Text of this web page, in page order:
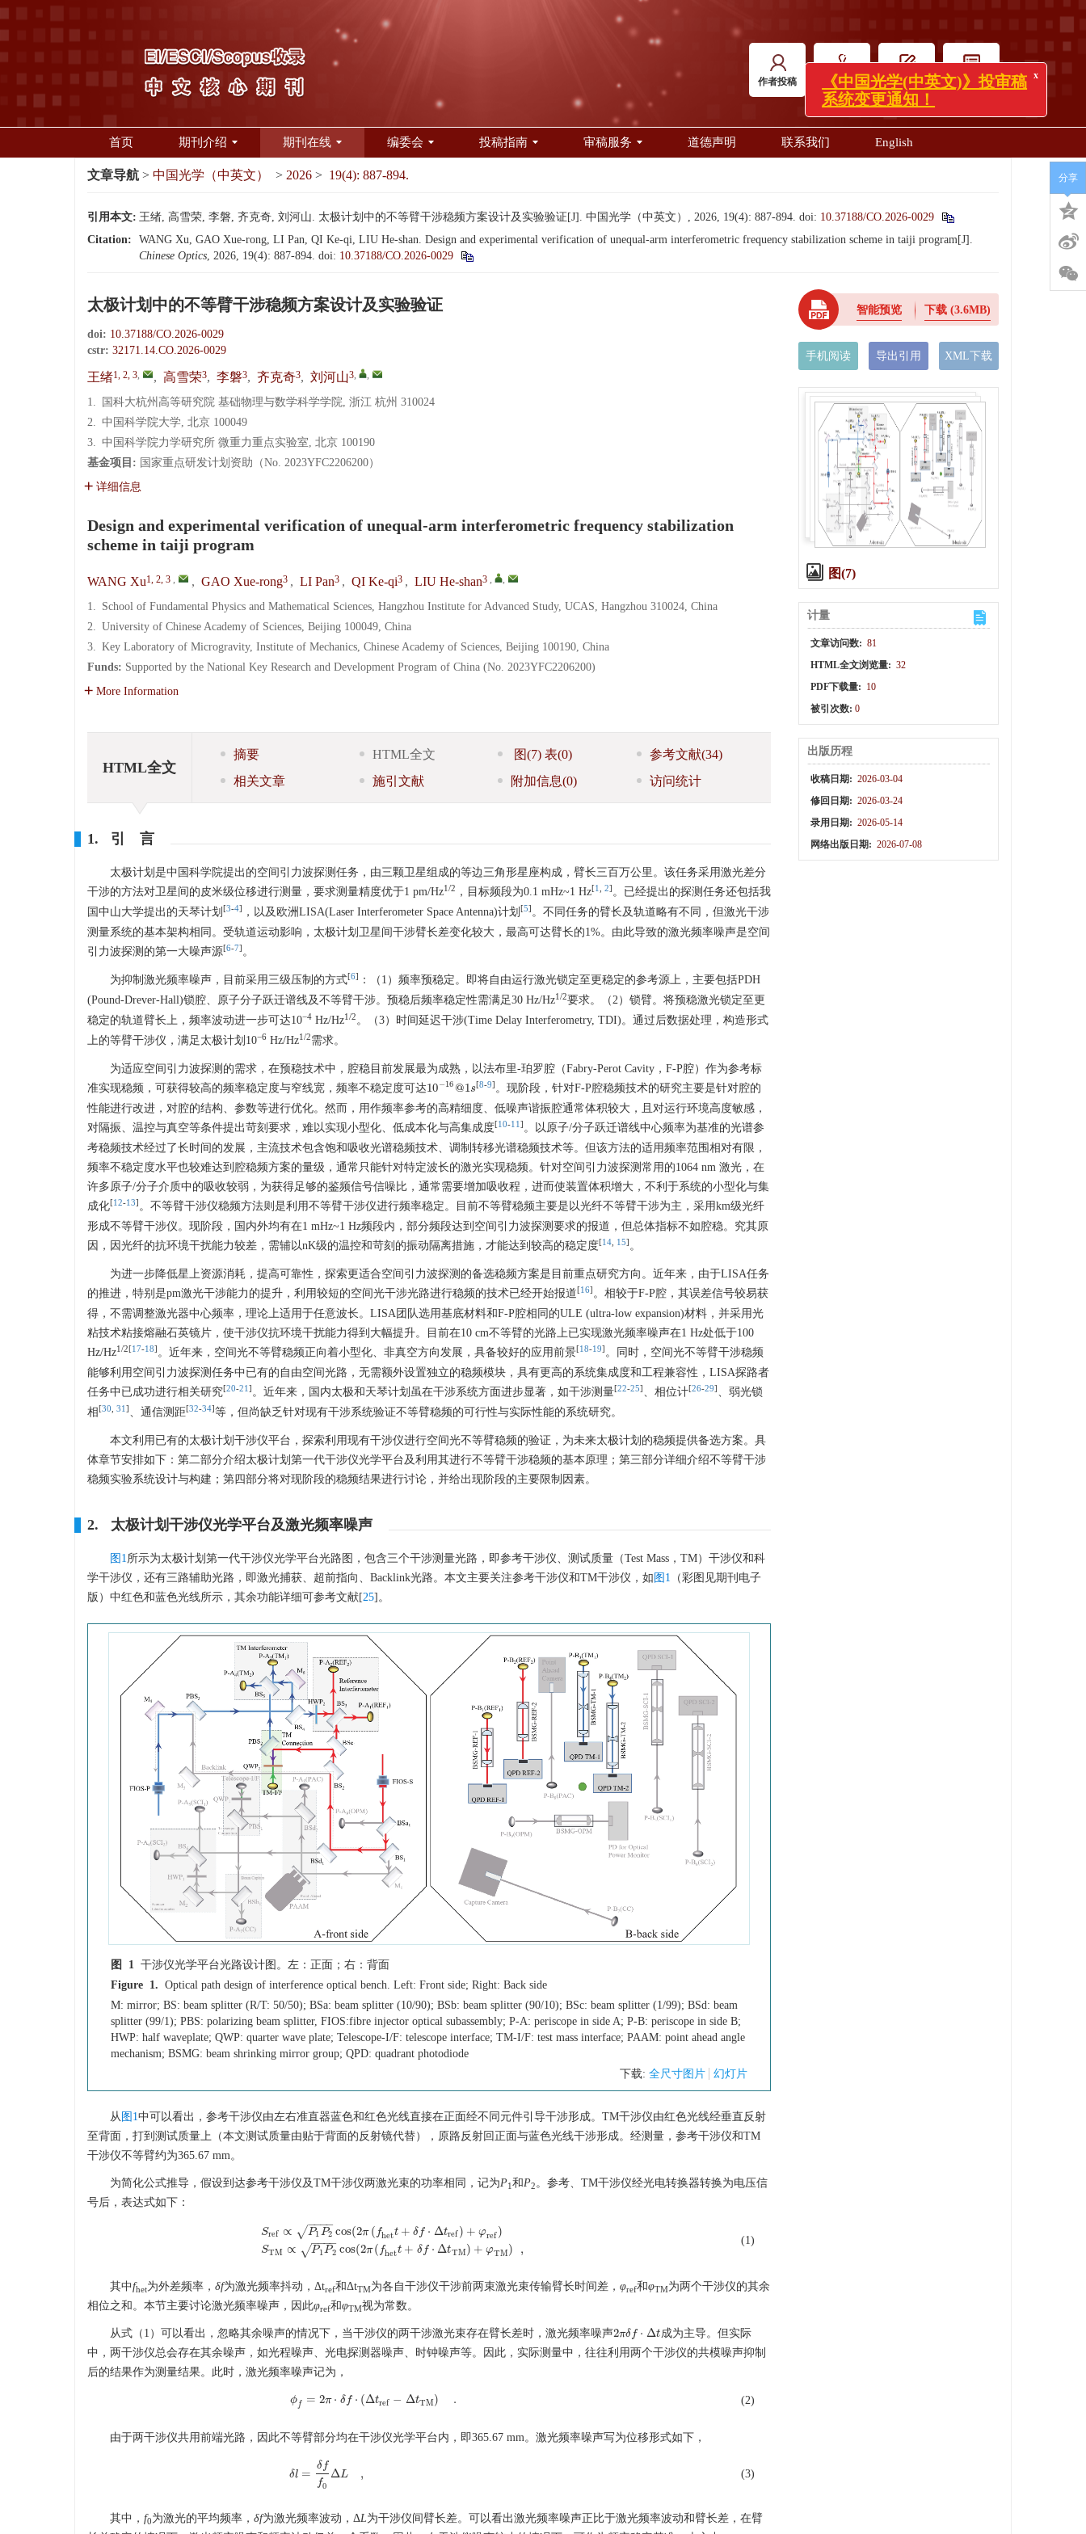
作者投稿 专家审稿 编辑办公 主编办公
首页 期刊介绍 期刊在线 编委会 投稿指南 审稿服务 道德声明 联系我们 English
文章导航 > 中国光学（中英文） > 2026 > 19(4): 887-894.
引用本文: 王绪, 高雪荣, 李磐, 齐克奇, 刘河山. 太极计划中的不等臂干涉稳频方案设计及实验验证[J]. 中国光学（中英文）, 2026, 19(4): 887-894. doi: 10.37188/CO.2026-0029
Citation:
WANG Xu, GAO Xue-rong, LI Pan, QI Ke-qi, LIU He-shan. Design and experimental verification of unequal-arm interferometric frequency stabilization scheme in taiji program[J].
Chinese Optics, 2026, 19(4): 887-894. doi: 10.37188/CO.2026-0029
太极计划中的不等臂干涉稳频方案设计及实验验证
doi: 10.37188/CO.2026-0029
cstr: 32171.14.CO.2026-0029
王绪1, 2, 3, , 高雪荣3, 李磐3, 齐克奇3, 刘河山3, ,
1.
国科大杭州高等研究院 基础物理与数学科学学院, 浙江 杭州 310024
2. 中国科学院大学, 北京 100049
3. 中国科学院力学研究所 微重力重点实验室, 北京 100190
基金项目: 国家重点研发计划资助（No. 2023YFC2206200）
详细信息
Design and experimental verification of unequal-arm interferometric frequency stabilization
scheme in taiji program
WANG Xu1, 2, 3 , , GAO Xue-rong3 , LI Pan3 , QI Ke-qi3 , LIU He-shan3 , ,
1. School of Fundamental Physics and Mathematical Sciences, Hangzhou Institute for Advanced Study, UCAS, Hangzhou 310024, China
2. University of Chinese Academy of Sciences, Beijing 100049, China
3. Key Laboratory of Microgravity, Institute of Mechanics, Chinese Academy of Sciences, Beijing 100190, China
Funds: Supported by the National Key Research and Development Program of China (No. 2023YFC2206200)
More Information
HTML全文
摘要 HTML全文 图(7) 表(0) 参考文献(34)
相关文章
施引文献 附加信息(0) 访问统计
1. 引 言
太极计划是中国科学院提出的空间引力波探测任务，由三颗卫星组成的等边三角形星座构成，臂长三百万公里。该任务采用激光差分
干涉的方法对卫星间的皮米级位移进行测量，要求测量精度优于1 pm/Hz1/2 ，目标频段为0.1 mHz~1 Hz[1 2] 。已经提出的探测任务还包括我
国中山大学提出的天琴计划 [3-4] ，以及欧洲LISA(Laser Interferometer Space Antenna)计划 [5] 。不同任务的臂长及轨道略有不同，但激光干涉
测量系统的基本架构相同。受轨道运动影响，太极计划卫星间干涉臂长差变化较大，最高可达臂长的1%。由此导致的激光频率噪声是空间
引力波探测的第一大噪声源[6-7] 。
为抑制激光频率噪声，目前采用三级压制的方式[6]
：（1）频率预稳定。即将自由运行激光锁定至更稳定的参考源上，主要包括PDH
(Pound-Drever-Hall)锁腔、原子分子跃迁谱线及不等臂干涉。预稳后频率稳定性需满足30 Hz/Hz1/2要求。（2）锁臂。将预稳激光锁定至更
稳定的轨道臂长上，频率波动进一步可达10−4 Hz/Hz1/2。（3）时间延迟干涉(Time Delay Interferometry, TDI)。通过后数据处理，构造形式
上的等臂干涉仪，满足太极计划10−6 Hz/Hz1/2需求。
为适应空间引力波探测的需求，在预稳技术中，腔稳目前发展最为成熟，以法布里-珀罗腔（Fabry-Perot Cavity，F-P腔）作为参考标
准实现稳频，可获得较高的频率稳定度与窄线宽，频率不稳定度可达10−16@1s
10−16@1s[8-9] 。现阶段，针对F-P腔稳频技术的研究主要是针对腔的
性能进行改进，对腔的结构、参数等进行优化。然而，用作频率参考的高精细度、低噪声谐振腔通常体积较大，且对运行环境高度敏感，
对隔振、温控与真空等条件提出苛刻要求，难以实现小型化、低成本化与高集成度[10-11 ] 。以原子/分子跃迁谱线中心频率为基准的光谱参
考稳频技术经过了长时间的发展，主流技术包含饱和吸收光谱稳频技术、调制转移光谱稳频技术等。但该方法的适用频率范围相对有限，
频率不稳定度水平也较难达到腔稳频方案的量级，通常只能针对特定波长的激光实现稳频。针对空间引力波探测常用的1064 nm 激光，在
许多原子/分子介质中的吸收较弱，为获得足够的鉴频信号信噪比，通常需要增加吸收程，进而使装置体积增大，不利于系统的小型化与集
成化[12-13] 。不等臂干涉仪稳频方法则是利用不等臂干涉仪进行频率稳定。目前不等臂稳频主要是以光纤不等臂干涉为主，采用km级光纤
形成不等臂干涉仪。现阶段，国内外均有在1 mHz~1 Hz频段内，部分频段达到空间引力波探测要求的报道，但总体指标不如腔稳。究其原
因，因光纤的抗环境干扰能力较差，需辅以nK级的温控和苛刻的振动隔离措施，才能达到较高的稳定度[14 15] 。
为进一步降低星上资源消耗，提高可靠性，探索更适合空间引力波探测的备选稳频方案是目前重点研究方向。近年来，由于LISA任务
的推进，特别是pm激光干涉能力的提升，利用较短的空间光干涉光路进行稳频的技术已经开始报道[16] 。相较于F-P腔，其误差信号较易获
得，不需调整激光器中心频率，理论上适用于任意波长。LISA团队选用基底材料和F-P腔相同的ULE (ultra-low expansion)材料，并采用光
粘技术粘接熔融石英镜片，使干涉仪抗环境干扰能力得到大幅提升。目前在10 cm不等臂的光路上已实现激光频率噪声在1 Hz处低于100
Hz/Hz1/2[17-18] 。近年来，空间光不等臂稳频正向着小型化、非真空方向发展，具备较好的应用前景[18-19] 。同时，空间光不等臂干涉稳频
能够利用空间引力波探测任务中已有的自由空间光路，无需额外设置独立的稳频模块，具有更高的系统集成度和工程兼容性，LISA探路者
任务中已成功进行相关研究[20-21 ] 。近年来，国内太极和天琴计划虽在干涉系统方面进步显著，如干涉测量[22-25] 、相位计[26-29] 、弱光锁
相 [30 31 ] 、通信测距[32-34]等，但尚缺乏针对现有干涉系统验证不等臂稳频的可行性与实际性能的系统研究。
本文利用已有的太极计划干涉仪平台，探索利用现有干涉仪进行空间光不等臂稳频的验证，为未来太极计划的稳频提供备选方案。具
体章节安排如下：第二部分介绍太极计划第一代干涉仪光学平台及利用其进行不等臂干涉稳频的基本原理；第三部分详细介绍不等臂干涉
稳频实验系统设计与构建；第四部分将对现阶段的稳频结果进行讨论，并给出现阶段的主要限制因素。
2. 太极计划干涉仪光学平台及激光频率噪声
图1所示为太极计划第一代干涉仪光学平台光路图，包含三个干涉测量光路，即参考干涉仪、测试质量（Test Mass，TM）干涉仪和科
学干涉仪，还有三路辅助光路，即激光捕获、超前指向、Backlink光路。本文主要关注参考干涉仪和TM干涉仪，如 图1 （彩图见期刊电子
版）中红色和蓝色光线所示，其余功能详细可参考文献[25]。
图 1 干涉仪光学平台光路设计图。左：正面；右：背面
Figure 1. Optical path design of interference optical bench. Left: Front side; Right: Back side
M: mirror; BS: beam splitter (R/T: 50/50); BSa: beam splitter (10/90); BSb: beam splitter (90/10); BSc: beam splitter (1/99); BSd: beam
splitter (99/1); PBS: polarizing beam splitter, FIOS:fibre injector optical subassembly; P-A: periscope in side A; P-B: periscope in side B;
HWP: half waveplate; QWP: quarter wave plate; Telescope-I/F: telescope interface; TM-I/F: test mass interface; PAAM: point ahead angle
mechanism; BSMG: beam shrinking mirror group; QPD: quadrant photodiode
下载: 全尺寸图片 幻灯片
从 图1中可以看出，参考干涉仪由左右准直器蓝色和红色光线直接在正面经不同元件引导干涉形成。TM干涉仪由红色光线经垂直反射
至背面，打到测试质量上（本文测试质量由贴于背面的反射镜代替），原路反射回正面与蓝色光线干涉形成。经测量，参考干涉仪和TM
干涉仪不等臂约为365.67 mm。
为简化公式推导，假设到达参考干涉仪及TM干涉仪两激光束的功率相同，记为P1 和P2。参考、TM干涉仪经光电转换器转换为电压信
号后，表达式如下：
Sref ∝ P1P2
− −
−−
√ cos(2π ( fhett + δ f ⋅ Δtref ) + φref )
STM ∝ P1P2
− −
−−
√ cos(2π ( fhett + δ f ⋅ ΔtTM) + φTM) ,
Sr P 2cos(2π ett δf⋅Δt e φ r )S T M ∝ P2 cos (1)
其中fhet为外差频率， δf为激光频率抖动，Δtref和ΔtTM为各自干涉仪干涉前两束激光束传输臂长时间差， φref和φTM为两个干涉仪的其余
相位之和。本节主要讨论激光频率噪声，因此φref和φTM视为常数。
从式（1）可以看出，忽略其余噪声的情况下，当干涉仪的两干涉激光束存在臂长差时，激光频率噪声2πδ f ⋅ Δt
2πδf⋅ Δ t
成为主导。但实际
中，两干涉仪总会存在其余噪声，如光程噪声、光电探测器噪声、时钟噪声等。因此，实际测量中，往往利用两个干涉仪的共模噪声抑制
后的结果作为测量结果。此时，激光频率噪声记为，
ϕ f = 2π ⋅ δ f ⋅ (Δtref − ΔtTM) .
ϕf= 2 π⋅δ f (Δtref−Δ TM). (2)
由于两干涉仪共用前端光路，因此不等臂部分均在干涉仪光学平台内，即365.67 mm。激光频率噪声写为位移形式如下，
δl =
δ f
f0
ΔL ,
δl= δff0ΔL (3)
其中， f0为激光的平均频率， δf为激光频率波动，ΔL为干涉仪间臂长差。可以看出激光频率噪声正比于激光频率波动和臂长差，在臂
智能预览 下载 (3.6MB)
手机阅读 导出引用 XML下载
图(7)
计量
文章访问数: 81
HTML全文浏览量: 32
PDF下载量: 10
被引次数: 0
出版历程
收稿日期: 2026-03-04
修回日期: 2026-03-24
录用日期: 2026-05-14
网络出版日期: 2026-07-08
分享
《中国光学(中英文)》投审稿
系统变更通知！